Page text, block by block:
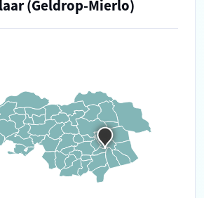
(Geldrop-Mierlo)